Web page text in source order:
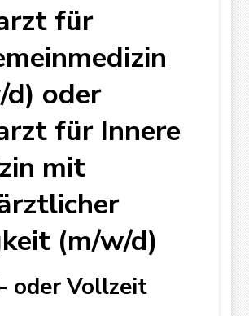
für
d) oder
für Innere
mit
(m/w/d)
oder Vollzeit